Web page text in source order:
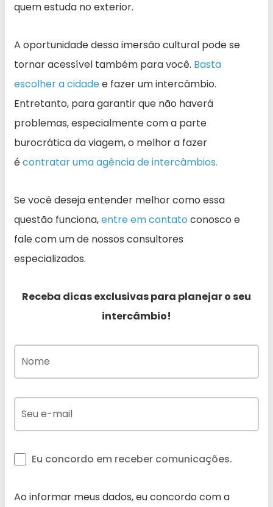
quem estuda no exterior.
A oportunidade dessa imersão cultural pode se
tornar acessível também para você. Basta
escolher a cidadee fazer um intercâmbio.
Entretanto, para garantir que não haverá
problemas, especialmente com a parte
burocrática da viagem, o melhor a fazer
écontratar uma agência de intercâmbios.
Se você deseja entender melhor como essa
questão funciona,entre em contato conosco e
fale com um de nossos consultores
especializados.
Receba dicas exclusivas para planejar o seu
intercâmbio!
Eu concordo em receber comunicações.
Ao informar meus dados, eu concordo com a